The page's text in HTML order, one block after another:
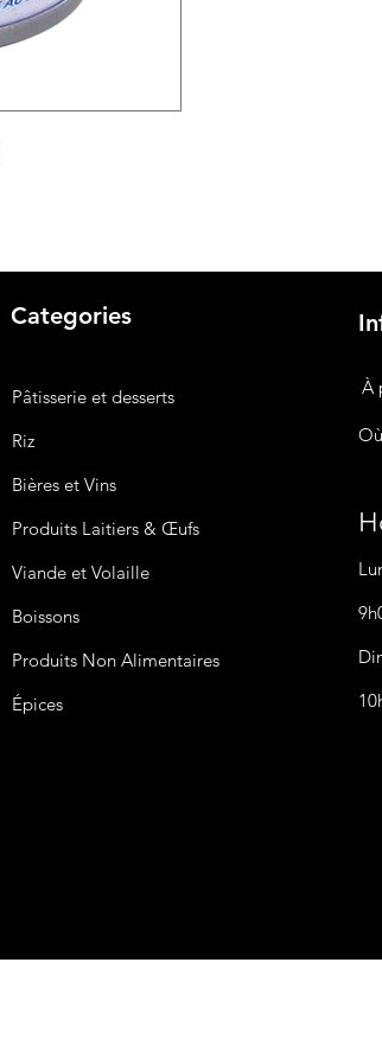
Categories
Pâtisserie et desserts
Riz
Bièreset Vins
Produits Laitiers & Œufs
Viande et Volaille
Boissons
Produits Non Alimentaires
Épices
À